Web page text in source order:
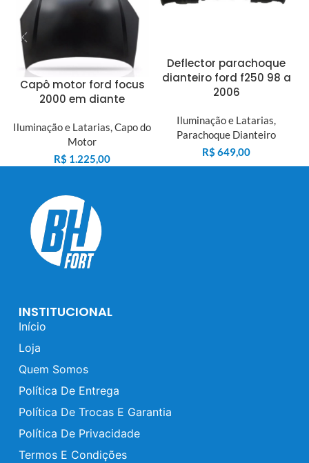
Capô motor ford focus
2000 em diante
Iluminação e Latarias,Capo do
Motor
R$ 1.225,00
Deflector parachoque
dianteiro ford f250 98 a
2006
Iluminação e Latarias,
Parachoque Dianteiro
R$ 649,00
INSTITUCIONAL
Início
Loja
Quem Somos
Política De Entrega
Política De Trocas E Garantia
Política De Privacidade
Termos E Condições